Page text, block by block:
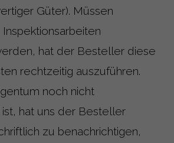
Güter). Müssen
hat der Besteller diese
rechtzeitig auszuführen.
noch nicht
hat uns der Besteller
zu benachrichtigen,